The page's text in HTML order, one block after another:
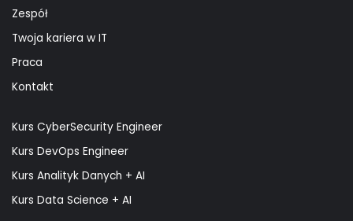
Zespół
Twoja kariera w IT
Praca
Kontakt
Kurs CyberSecurity Engineer
Kurs DevOps Engineer
Kurs Analityk Danych + AI
Kurs Data Science + AI